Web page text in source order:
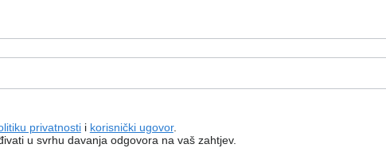
privatnostii korisnički ugovor.
​​u svrhu davanja odgovora na vaš zahtjev.